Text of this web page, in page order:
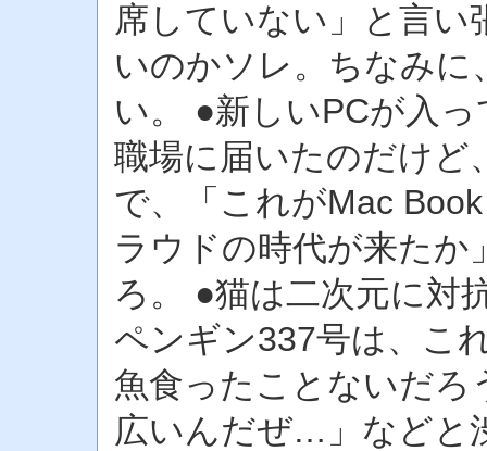
席していない」と言
いのかソレ。ちなみ
い。 ●新しいPCが入
職場に届いたのだけど
で、「これがMac
ラウドの時代が来たか
ろ。 ●猫は二次元に対
ペンギン337号は、こ
魚食ったことないだろ
広いんだぜ…」などと